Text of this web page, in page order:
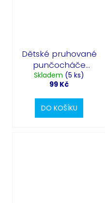
Dětské pruhované
punčocháče
fialovo-černé
Skladem (5 ks)
99 Kč
DO KOŠÍKU